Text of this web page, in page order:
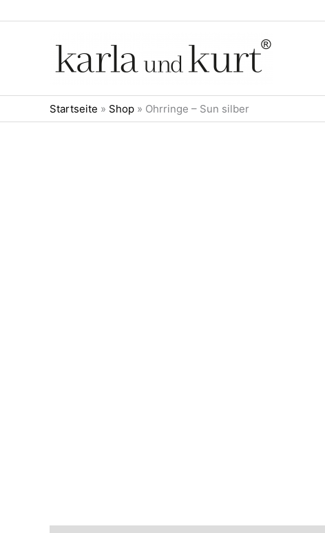
Inhalt
Startseite » Shop » Ohrringe – Sun silber